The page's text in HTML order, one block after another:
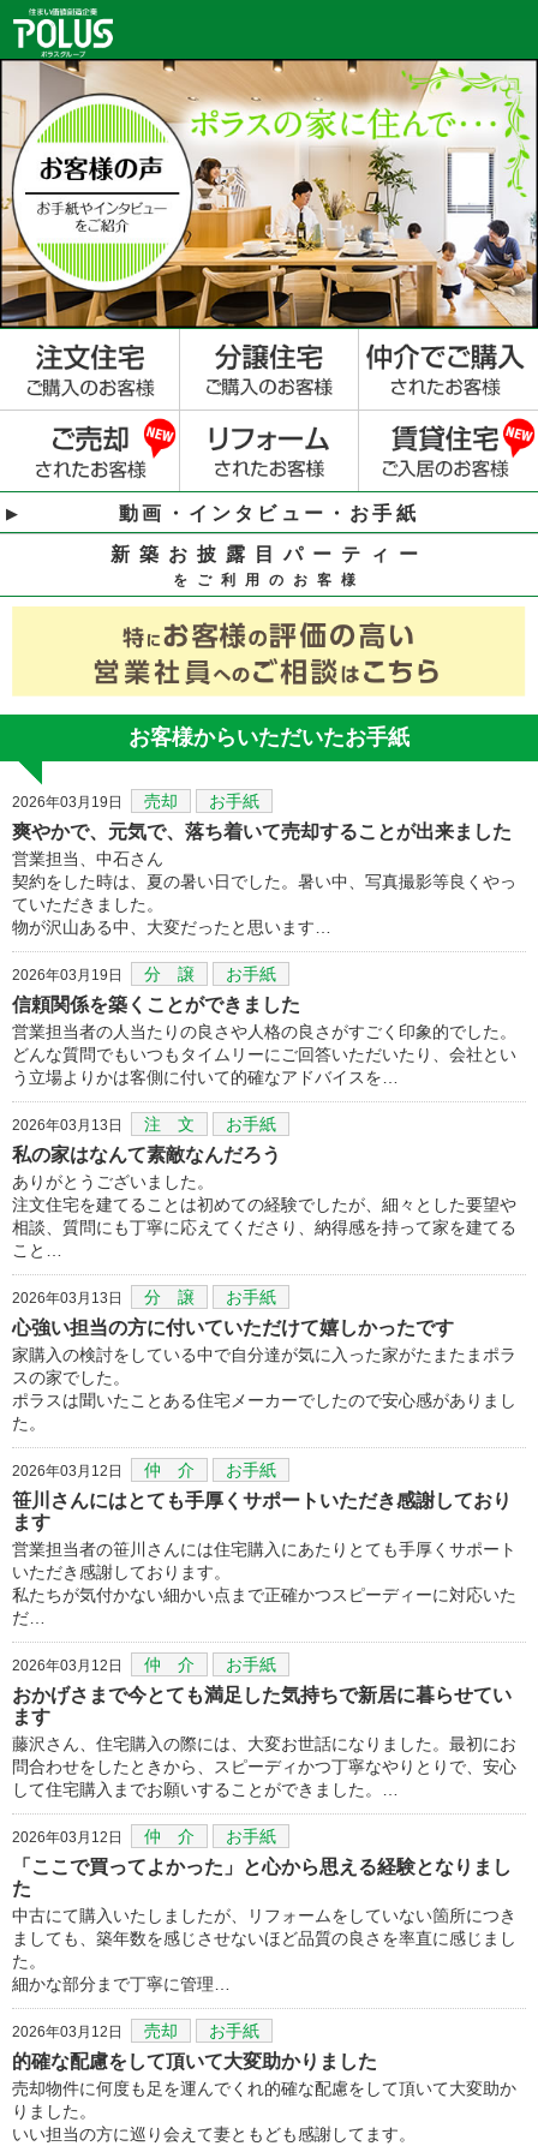
動画・インタビュー・お手紙
新築お披露目パーティー
をご利用のお客様
お客様からいただいたお手紙
2026年03月19日 売却 お手紙
爽やかで、元気で、落ち着いて売却することが出来ました
営業担当、中石さん
契約をした時は、夏の暑い日でした。暑い中、写真撮影等良くやっ
ていただきました。
物が沢山ある中、大変だったと思います…
2026年03月19日 分 譲 お手紙
信頼関係を築くことができました
営業担当者の人当たりの良さや人格の良さがすごく印象的でした。
どんな質問でもいつもタイムリーにご回答いただいたり、会社とい
う立場よりかは客側に付いて的確なアドバイスを…
2026年03月13日 注 文 お手紙
私の家はなんて素敵なんだろう
ありがとうございました。
注文住宅を建てることは初めての経験でしたが、細々とした要望や
相談、質問にも丁寧に応えてくださり、納得感を持って家を建てる
こと…
2026年03月13日 分 譲 お手紙
心強い担当の方に付いていただけて嬉しかったです
家購入の検討をしている中で自分達が気に入った家がたまたまポラ
スの家でした。
ポラスは聞いたことある住宅メーカーでしたので安心感がありまし
た。
2026年03月12日 仲 介 お手紙
笹川さんにはとても手厚くサポートいただき感謝しており
ます
営業担当者の笹川さんには住宅購入にあたりとても手厚くサポート
いただき感謝しております。
私たちが気付かない細かい点まで正確かつスピーディーに対応いた
だ…
2026年03月12日 仲 介 お手紙
おかげさまで今とても満足した気持ちで新居に暮らせてい
ます
藤沢さん、住宅購入の際には、大変お世話になりました。最初にお
問合わせをしたときから、スピーディかつ丁寧なやりとりで、安心
して住宅購入までお願いすることができました。…
2026年03月12日 仲 介 お手紙
「ここで買ってよかった」と心から思える経験となりまし
た
中古にて購入いたしましたが、リフォームをしていない箇所につき
ましても、築年数を感じさせないほど品質の良さを率直に感じまし
た。
細かな部分まで丁寧に管理…
2026年03月12日 売却 お手紙
的確な配慮をして頂いて大変助かりました
売却物件に何度も足を運んでくれ的確な配慮をして頂いて大変助か
りました。
いい担当の方に巡り会えて妻ともども感謝してます。